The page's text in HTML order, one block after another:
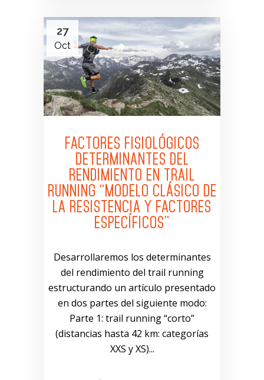
27
Oct
FACTORES FISIOLÓGICOS
DETERMINANTES DEL
RENDIMIENTO EN TRAIL
RUNNING “MODELO CLÁSICO DE
LA RESISTENCIA Y FACTORES
ESPECÍFICOS”
Desarrollaremos los determinantes
del rendimiento del trail running
estructurando un artículo presentado
en dos partes del siguiente modo:
Parte 1: trail running “corto”
(distancias hasta 42 km: categorías
XXS y XS)...